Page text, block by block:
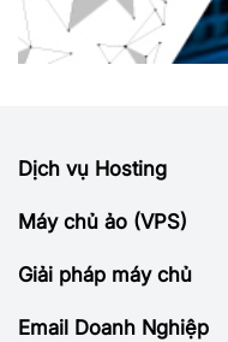
Dịch vụ Hosting
Máy chủ ảo (VPS)
Giải pháp máy chủ
Email Doanh Nghiệp